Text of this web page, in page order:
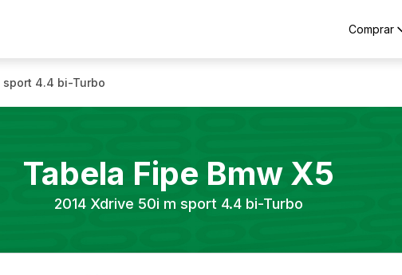
Comprar
sport 4.4 bi-Turbo
Tabela Fipe Bmw X5
2014 Xdrive 50i m sport 4.4 bi-Turbo